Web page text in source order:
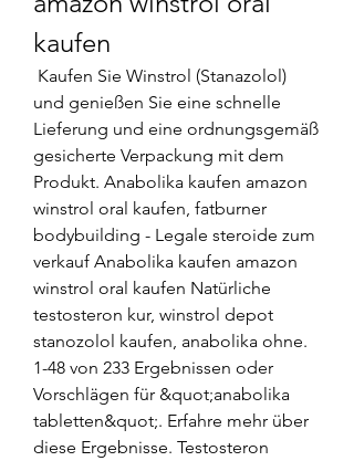
kaufen
und genießen Sie eine schnelle
Lieferung und eine ordnungsgemäß
gesicherte Verpackung mit dem
Produkt. Anabolika kaufen amazon
winstrol oral kaufen, fatburner
bodybuilding - Legale steroide zum
verkauf Anabolika kaufen amazon
winstrol oral kaufen Natürliche
testosteron kur, winstrol depot
stanozolol kaufen, anabolika ohne.
1-48 von 233 Ergebnissen oder
Vorschlägen für &quot;anabolika
tabletten&quot;. Erfahre mehr über
diese Ergebnisse. Testosteron